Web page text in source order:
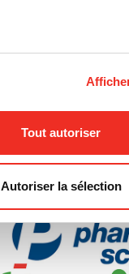
Tout autoriser
Autoriser la sélection